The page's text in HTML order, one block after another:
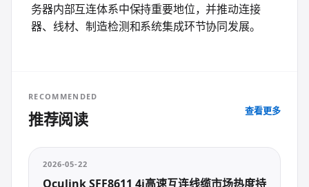
务器内部互连体系中保持重要地位，并推动连接
器、线材、制造检测和系统集成环节协同发展。
RECOMMENDED
推荐阅读 查看更多
2026-05-22
Oculink SFF8611 4i高速互连线缆市场热度持